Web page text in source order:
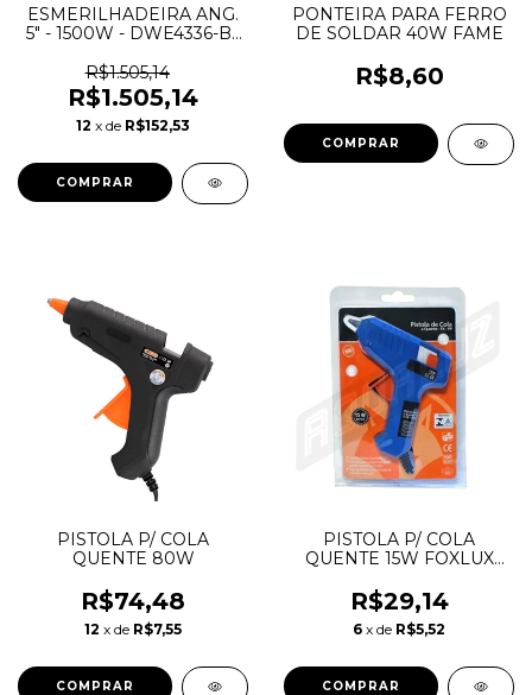
ESMERILHADEIRA ANG.
5" - 1500W - DWE4336-B2
R$1.505,14
R$1.505,14
12 x de R$152,53
PONTEIRA PARA FERRO
DE SOLDAR 40W FAME
R$8,60
PISTOLA P/ COLA
QUENTE 80W
R$74,48
12 x de R$7,55
PISTOLA P/ COLA
QUENTE 15W FOXLUX
R$29,14
6 x de R$5,52